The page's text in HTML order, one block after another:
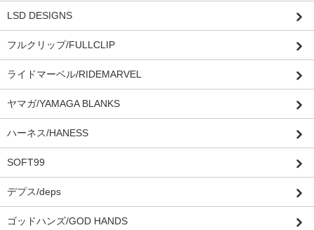
LSD DESIGNS
フルクリップ/FULLCLIP
ライドマーベル/RIDEMARVEL
ヤマガ/YAMAGA BLANKS
ハーネス/HANESS
SOFT99
デプス/deps
ゴッドハンズ/GOD HANDS